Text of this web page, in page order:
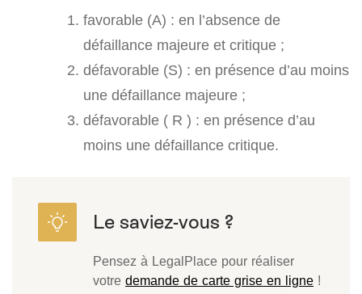
favorable (A) : en l’absence de
défaillance majeure et critique ;
défavorable (S) : en présence d’au moins
une défaillance majeure ;
défavorable ( R ) : en présence d’au
moins une défaillance critique.
Pensez à LegalPlace pour réaliser
votre demande de carte grise en ligne !